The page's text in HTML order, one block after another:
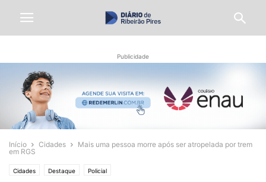
Publicidade
Início Cidades
Mais uma pessoa morre após ser atropelada por trem
em RGS
Cidades Destaque Policial